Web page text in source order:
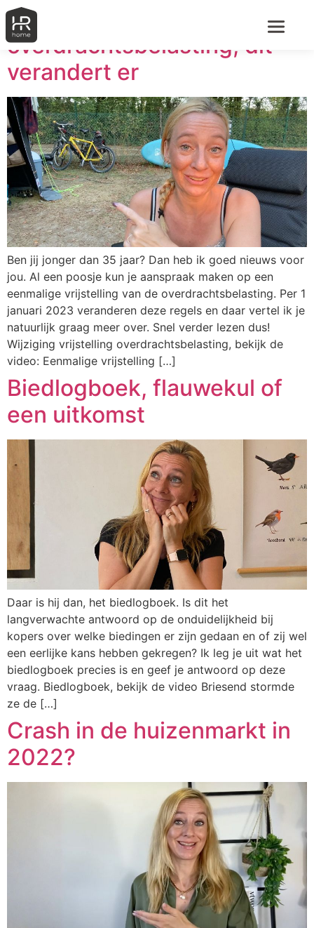
Vrijstelling
overdrachtsbelasting, dit
verandert er
Ben jij jonger dan 35 jaar? Dan heb ik goed nieuws voor
jou. Al een poosje kun je aanspraak maken op een
eenmalige vrijstelling van de overdrachtsbelasting. Per 1
januari 2023 veranderen deze regels en daar vertel ik je
natuurlijk graag meer over. Snel verder lezen dus!
Wijziging vrijstelling overdrachtsbelasting, bekijk de
video: Eenmalige vrijstelling […]
Biedlogboek, flauwekul of
een uitkomst
Daar is hij dan, het biedlogboek. Is dit het
langverwachte antwoord op de onduidelijkheid bij
kopers over welke biedingen er zijn gedaan en of zij wel
een eerlijke kans hebben gekregen? Ik leg je uit wat het
biedlogboek precies is en geef je antwoord op deze
vraag. Biedlogboek, bekijk de video Briesend stormde
ze de […]
Crash in de huizenmarkt in
2022?